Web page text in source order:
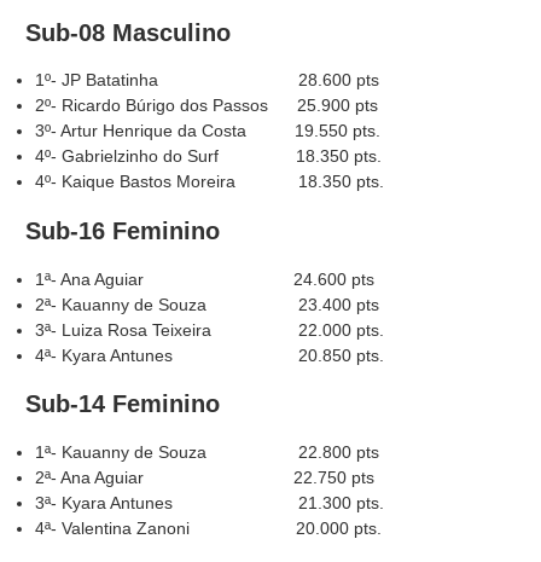
Sub-08 Masculino
1º- JP Batatinha 28.600 pts
2º- Ricardo Búrigo dos Passos 25.900 pts
3º- Artur Henrique da Costa 19.550 pts.
4º- Gabrielzinho do Surf 18.350 pts.
4º- Kaique Bastos Moreira 18.350 pts.
Sub-16 Feminino
1ª- Ana Aguiar 24.600 pts
2ª- Kauanny de Souza 23.400 pts
3ª- Luiza Rosa Teixeira 22.000 pts.
4ª- Kyara Antunes 20.850 pts.
Sub-14 Feminino
1ª- Kauanny de Souza 22.800 pts
2ª- Ana Aguiar 22.750 pts
3ª- Kyara Antunes 21.300 pts.
4ª- Valentina Zanoni 20.000 pts.